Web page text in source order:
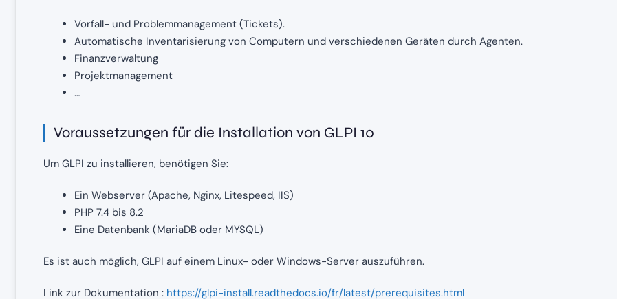
Vorfall- und Problemmanagement (Tickets).
Automatische Inventarisierung von Computern und verschiedenen Geräten durch Agenten.
Finanzverwaltung
Projektmanagement
…
Voraussetzungen für die Installation von GLPI 10
Um GLPI zu installieren, benötigen Sie:
Ein Webserver (Apache, Nginx, Litespeed, IIS)
PHP 7.4 bis 8.2
Eine Datenbank (MariaDB oder MYSQL)
Es ist auch möglich, GLPI auf einem Linux- oder Windows-Server auszuführen.
Link zur Dokumentation : https://glpi-install.readthedocs.io/fr/latest/prerequisites.html